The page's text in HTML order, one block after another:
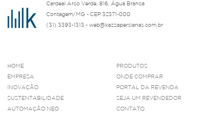
Cardeal Arco Verde, 816, Água Branca
Contagem/MG - CEP 32371-000
(31) 3393-1313 - web@kazzapersianas.com.br
HOME
EMPRESA
INOVAÇÃO
SUSTENTABILIDADE
AUTOMAÇÃO NEO
PRODUTOS
ONDE COMPRAR
PORTAL DA REVENDA
SEJA UM REVENDEDOR
CONTATO